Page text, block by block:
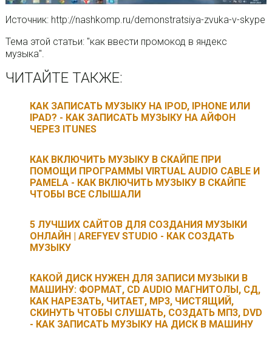
Источник: http://nashkomp.ru/demonstratsiya-zvuka-v-skype
Тема этой статьи: "как ввести промокод в яндекс
музыка".
ЧИТАЙТЕ ТАКЖЕ:
КАК ЗАПИСАТЬ МУЗЫКУ НА IPOD, IPHONE ИЛИ
IPAD? - КАК ЗАПИСАТЬ МУЗЫКУ НА АЙФОН
ЧЕРЕЗ ITUNES
КАК ВКЛЮЧИТЬ МУЗЫКУ В СКАЙПЕ ПРИ
ПОМОЩИ ПРОГРАММЫ VIRTUAL AUDIO CABLE И
PAMELA - КАК ВКЛЮЧИТЬ МУЗЫКУ В СКАЙПЕ
ЧТОБЫ ВСЕ СЛЫШАЛИ
5 ЛУЧШИХ САЙТОВ ДЛЯ СОЗДАНИЯ МУЗЫКИ
ОНЛАЙН | AREFYEV STUDIO - КАК СОЗДАТЬ
МУЗЫКУ
КАКОЙ ДИСК НУЖЕН ДЛЯ ЗАПИСИ МУЗЫКИ В
МАШИНУ: ФОРМАТ, CD AUDIO МАГНИТОЛЫ, СД,
КАК НАРЕЗАТЬ, ЧИТАЕТ, MP3, ЧИСТЯЩИЙ,
СКИНУТЬ ЧТОБЫ СЛУШАТЬ, СОЗДАТЬ МП3, DVD
- КАК ЗАПИСАТЬ МУЗЫКУ НА ДИСК В МАШИНУ